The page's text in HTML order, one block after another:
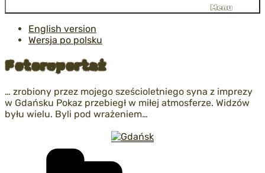
Menu
English version
Wersja po polsku
Fotoreportaż
… zrobiony przez mojego sześcioletniego syna z imprezy
w Gdańsku Pokaz przebiegł w miłej atmosferze. Widzów
byłu wielu. Byli pod wrażeniem…